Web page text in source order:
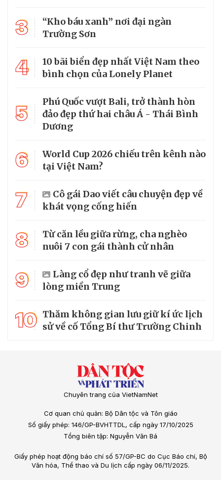
3
“Kho báu xanh” nơi đại ngàn
Trường Sơn
4
10 bãi biển đẹp nhất Việt Nam theo
bình chọn của Lonely Planet
5
Phú Quốc vượt Bali, trở thành hòn
đảo đẹp thứ hai châu Á - Thái Bình
Dương
6
World Cup 2026 chiếu trên kênh nào
tại Việt Nam?
7
Cô gái Dao viết câu chuyện đẹp về
khát vọng cống hiến
8
Từ căn lều giữa rừng, cha nghèo
nuôi 7 con gái thành cử nhân
9
Làng cổ đẹp như tranh vẽ giữa
lòng miền Trung
10 Thăm không gian lưu giữ kí ức lịch
sử về cố Tổng Bí thư Trường Chinh
Chuyên trang của VietNamNet
Cơ quan chủ quản: Bộ Dân tộc và Tôn giáo
Số giấy phép: 146/GP-BVHTTDL, cấp ngày 17/10/2025
Tổng biên tập: Nguyễn Văn Bá
Giấy phép hoạt động báo chí số 57/GP-BC do Cục Báo chí, Bộ
Văn hóa, Thể thao và Du lịch cấp ngày 06/11/2025.